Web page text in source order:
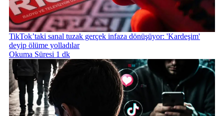
TikTok’taki sanal tuzak gerçek infaza dönüşüyor: 'Kardeşim'
deyip ölüme yolladılar
Okuma Süresi 1 dk